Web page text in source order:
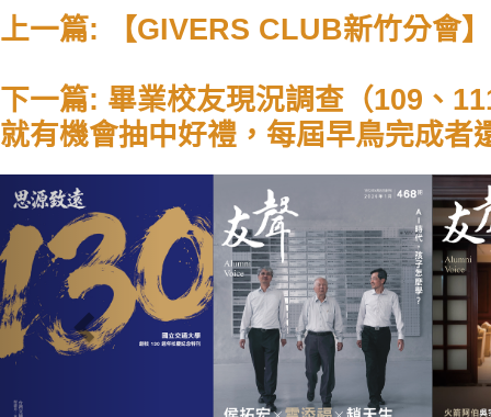
上一篇: 【GIVERS CLUB新竹分會
下一篇: 畢業校友現況調查（109、
就有機會抽中好禮，每屆早鳥完成者
Previous